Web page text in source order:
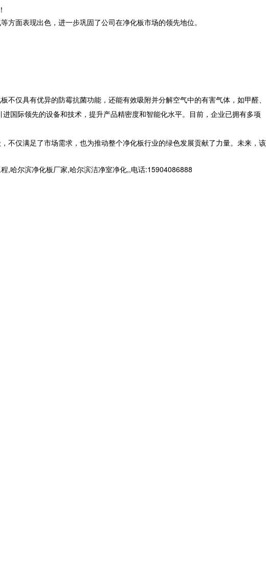
面表现出色，进一步巩固了公司在净化板市场的领先地位。
仅具有优异的防霉抗菌功能，还能有效吸附并分解空气中的有害气体，如甲醛、
国际领先的设备和技术，提升产品精密度和智能化水平。目前，企业已拥有多项
不仅满足了市场需求，也为推动整个净化板行业的绿色发展贡献了力量。未来，该
,哈尔滨净化板厂家,哈尔滨洁净室净化,,电话:15904086888